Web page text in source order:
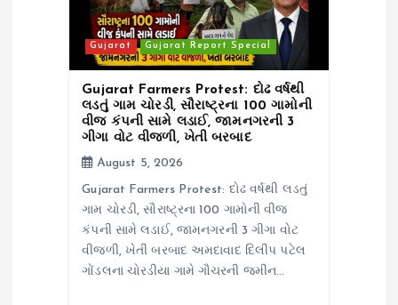
Gujarat Gujarat Report Special
Gujarat Farmers Protest: દોઢ વર્ષથી
લડતું ગામ ચોરડી, સૌરાષ્ટ્રના 100 ગામોની
વીજ કંપની સામે લડાઈ, જામનગરની 3
ગીગા વોટ વીજળી, ખેતી બરબાદ
August 5, 2026
Gujarat Farmers Protest: દોઢ વર્ષથી લડતું
ગામ ચોરડી, સૌરાષ્ટ્રના 100 ગામોની વીજ
કંપની સામે લડાઈ, જામનગરની 3 ગીગા વોટ
વીજળી, ખેતી બરબાદ અમદાવાદ દિલીપ પટેલ
ગોંડલના ચોરડીયા ગામે ગૌચરની જમીન…